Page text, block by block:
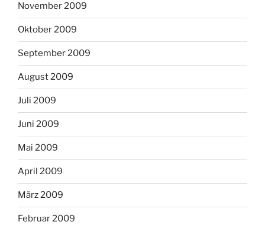
November 2009
Oktober 2009
September 2009
August 2009
Juli 2009
Juni 2009
Mai 2009
April 2009
März 2009
Februar 2009